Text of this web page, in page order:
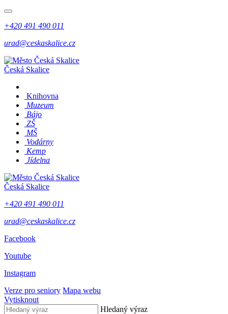
+420 491 490 011
urad@ceskaskalice.cz
Česká Skalice
Knihovna
Muzeum
Bájo
ZŠ
MŠ
Vodárny
Kemp
Jídelna
Česká Skalice
+420 491 490 011
urad@ceskaskalice.cz
Facebook
Youtube
Instagram
Verze pro seniory Mapa webu
Vytisknout
Hledaný výraz